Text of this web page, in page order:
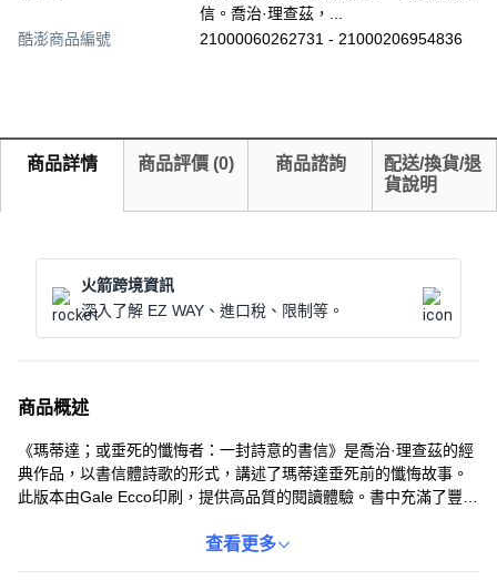
信。喬治·理查茲，...
酷澎商品編號
21000060262731 - 21000206954836
商品詳情 商品評價 (0) 商品諮詢
配送/換貨/退
貨說明
火箭跨境資訊
深入了解 EZ WAY、進口稅、限制等。
商品概述
《瑪蒂達；或垂死的懺悔者：一封詩意的書信》是喬治·理查茲的經
典作品，以書信體詩歌的形式，講述了瑪蒂達垂死前的懺悔故事。
此版本由Gale Ecco印刷，提供高品質的閱讀體驗。書中充滿了豐富
探索感興趣的讀者。透過閱讀此書，您將沉浸在理查茲的文學世界
查看更多